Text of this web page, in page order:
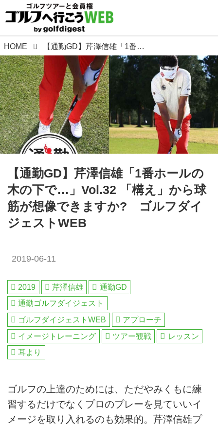
HOME 【通勤GD】芹澤信雄「1番ホールの木の下で…」Vol.32 「構え」から球筋が想像できますか? ゴルフダイジェストWEB
【通勤GD】芹澤信雄「1番ホールの
木の下で…」Vol.32 「構え」から球
筋が想像できますか? ゴルフダイ
ジェストWEB
2019-06-11
2019 芹澤信雄
通勤GD
通勤ゴルフダイジェスト
ゴルフダイジェストWEB
アプローチ
イメージトレーニング
ツアー観戦
レッスン
耳より
ゴルフの上達のためには、ただやみくもに練
習するだけでなくプロのプレーを見ていいイ
メージを取り入れるのも効果的。芹澤信雄プ